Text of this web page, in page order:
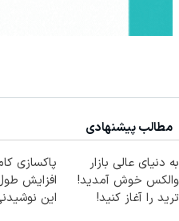
مطالب پیشنهادی
به دنیای عالی بازار
والکس خوش آمدید!
ترید را آغاز کنید!
پاکسازی
افزایش
این